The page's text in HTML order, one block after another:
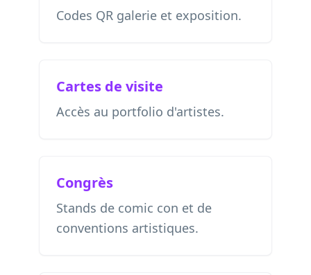
Codes QR galerie et exposition.
Cartes de visite
Accès au portfolio d'artistes.
Congrès
Stands de comic con et de
conventions artistiques.